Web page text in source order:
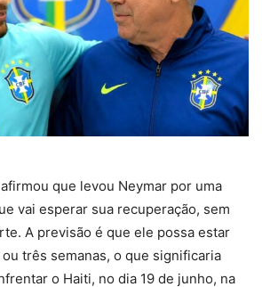
que levou Neymar por uma
vai esperar sua recuperação, sem
A previsão é que ele possa estar
três semanas, o que significaria
o Haiti, no dia 19 de junho, na